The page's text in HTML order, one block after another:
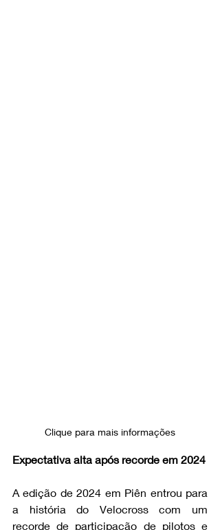
Clique para mais informações
Expectativa alta após recorde em 2024
A edição de 2024 em Piên entrou para
a história do Velocross com um
recorde de participação de pilotos e